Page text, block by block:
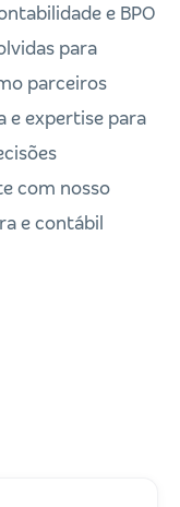
e BPO
para
parceiros
e expertise para
com nosso
e contábil